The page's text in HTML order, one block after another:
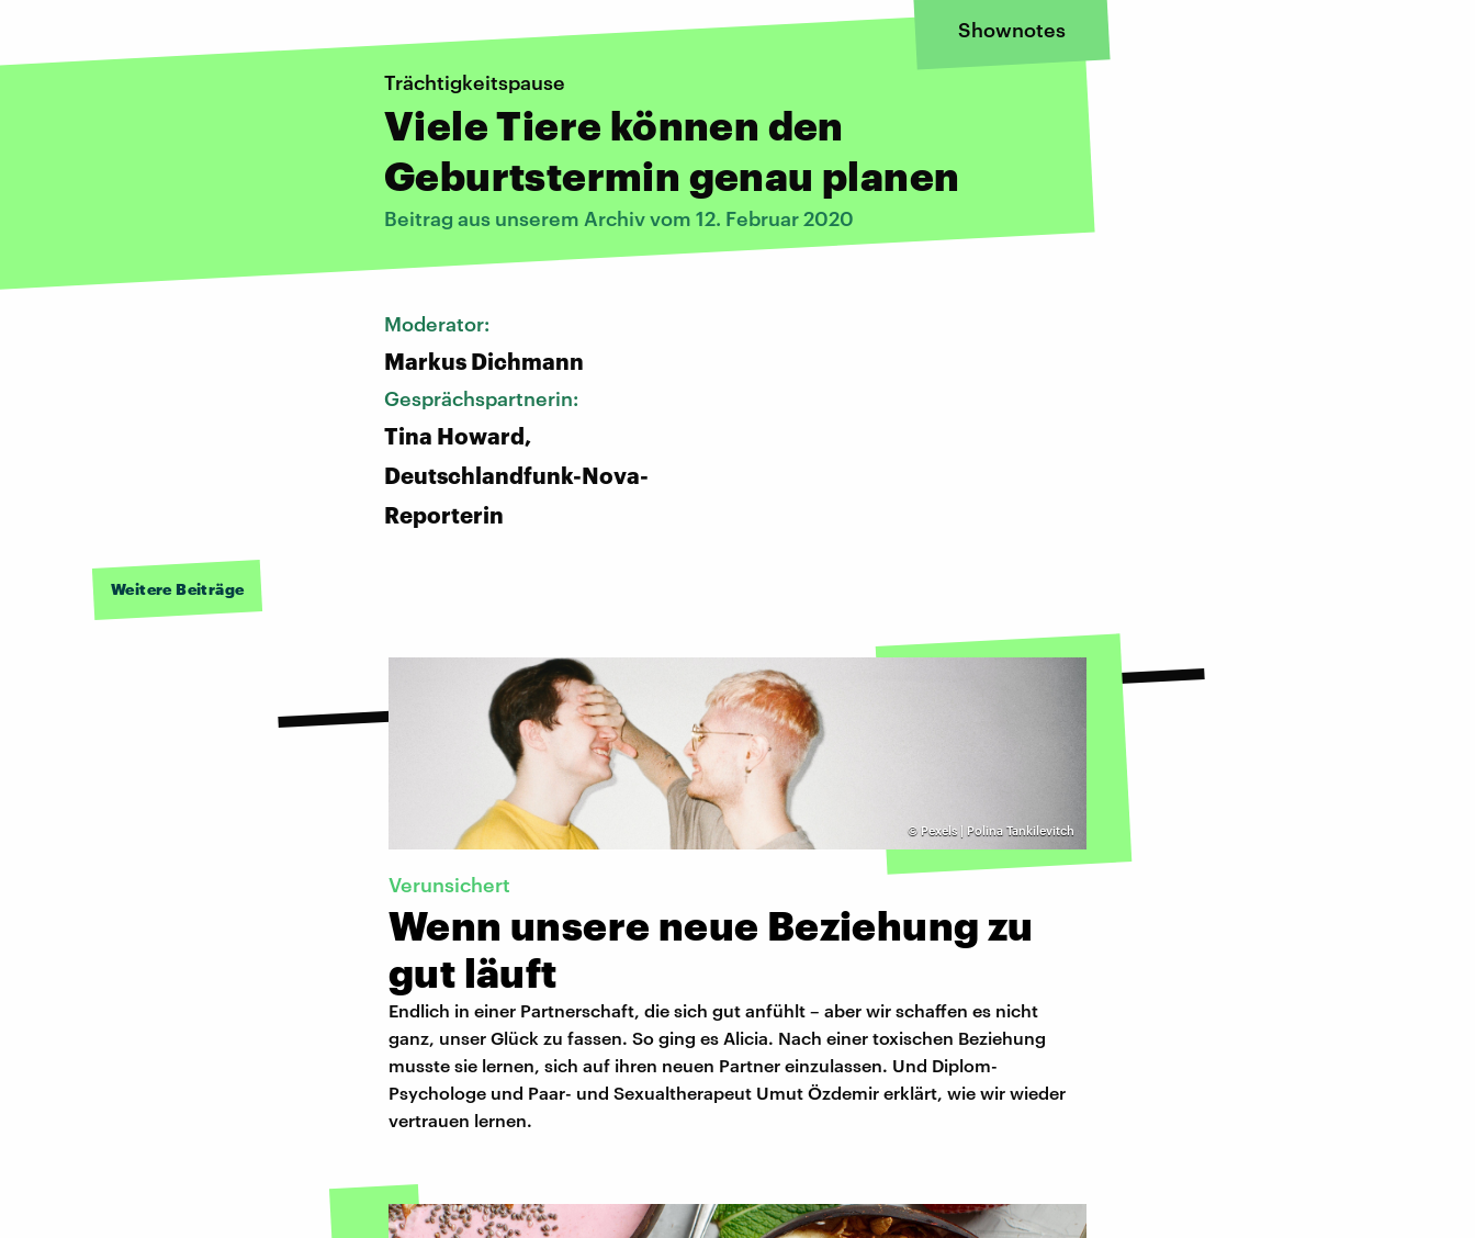
Shownotes
Trächtigkeitspause
Viele Tiere können den
Geburtstermin genau planen
Beitrag aus unserem Archiv vom 12. Februar 2020
Moderator:
Markus Dichmann
Gesprächspartnerin:
Tina Howard,
Deutschlandfunk-Nova-
Reporterin
Weitere Beiträge
© Pexels | Polina Tankilevitch
Verunsichert
Wenn unsere neue Beziehung zu
gut läuft
Endlich in einer Partnerschaft, die sich gut anfühlt – aber wir schaffen es nicht
ganz, unser Glück zu fassen. So ging es Alicia. Nach einer toxischen Beziehung
musste sie lernen, sich auf ihren neuen Partner einzulassen. Und Diplom-
Psychologe und Paar- und Sexualtherapeut Umut Özdemir erklärt, wie wir wieder
vertrauen lernen.